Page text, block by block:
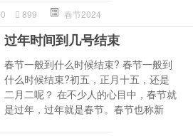
0 899 春节2024
过年时间到几号结束
春节一般到什么时候结束? 春节一般到
什么时候结束?初五，正月十五，还是
二月二呢？ 在不少人的心目中，春节就
是过年，过年就是春节。春节也称新